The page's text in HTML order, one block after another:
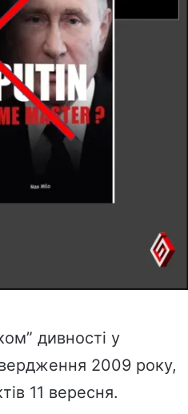
дивності у
2009 року,
11 вересня.